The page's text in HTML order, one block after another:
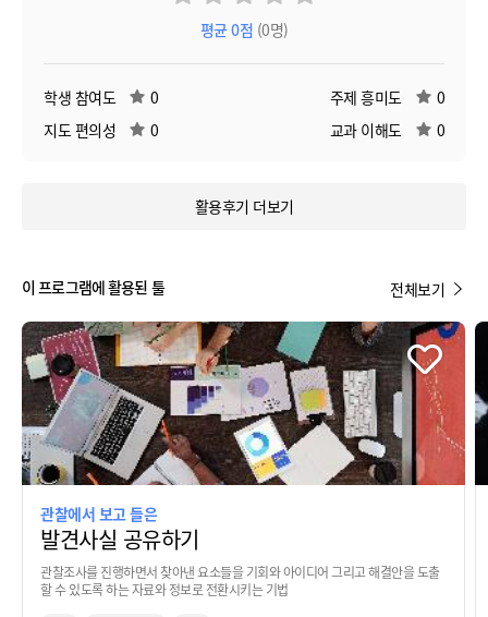
평균0점 (0명)
학생 참여도 0 주제 흥미도
0
지도 편의성
0 교과 이해도 0
활용후기 더보기
이 프로그램에 활용된 툴 전체보기
관찰에서 보고 들은
발견사실 공유하기
관찰조사를 진행하면서 찾아낸 요소들을 기회와 아이디어 그리고 해결안을 도출
할 수 있도록 하는 자료와 정보로 전환시키는 기법